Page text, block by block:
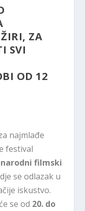
ŽIRI, ZA
SVI
OD 12
najmlađe
festival
filmski
se odlazak u
iskustvo.
se od 20. do